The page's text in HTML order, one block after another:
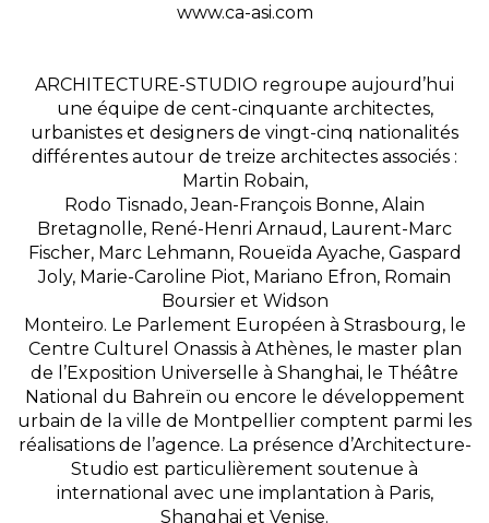
www.ca-asi.com
ARCHITECTURE-STUDIO regroupe aujourd’hui
une équipe de cent-cinquante architectes,
urbanistes et designers de vingt-cinq nationalités
différentes autour de treize architectes associés :
Martin Robain,
Rodo Tisnado, Jean-François Bonne, Alain
Bretagnolle, René-Henri Arnaud, Laurent-Marc
Fischer, Marc Lehmann, Roueïda Ayache, Gaspard
Joly, Marie-Caroline Piot, Mariano Efron, Romain
Boursier et Widson
Monteiro. Le Parlement Européen à Strasbourg, le
Centre Culturel Onassis à Athènes, le master plan
de l’Exposition Universelle à Shanghai, le Théâtre
National du Bahreïn ou encore le développement
urbain de la ville de Montpellier comptent parmi les
réalisations de l’agence. La présence d’Architecture-
Studio est particulièrement soutenue à
international avec une implantation à Paris,
Shanghai et Venise.